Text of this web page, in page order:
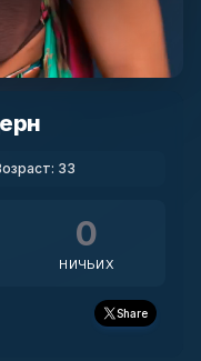
: 33
0
НИЧЬИХ
Share